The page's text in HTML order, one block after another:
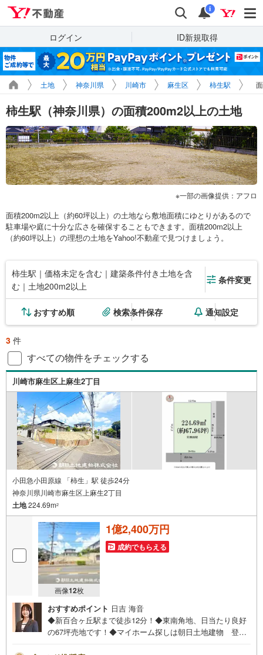
検索 通知
i
ログイン ID新規取得
土地 神奈川県 川崎市 麻生区 柿生駅
柿生駅（神奈川県）の面積200m2以上の土地
一部の画像提供：アフロ
面積200m2以上（約60坪以上）の土地なら敷地面積にゆとりがあるので
駐車場や庭に十分な広さを確保することもできます。面積200m2以上
（約60坪以上）の理想の土地をYahoo!不動産で見つけましょう。
柿生駅｜価格未定を含む｜建築条件付き土地を含
む｜土地200m2以上
条件変更
おすすめ順 検索条件保存 通知設定
3 件
すべての物件をチェックする
川崎市麻生区上麻生2丁目
小田急小田原線 「柿生」駅 徒歩24分
神奈川県川崎市麻生区上麻生2丁目
土地224.69m2
画像12枚
1億2,400万円
成約でもらえる
おすすめポイント 日吉 海音
◆新百合ヶ丘駅まで徒歩12分！◆東南角地、日当たり良好
の67坪売地です！◆マイホーム探しは朝日土地建物 登戸